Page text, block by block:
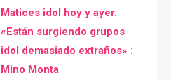
Matices idol hoy y ayer.
«Están surgiendo grupos
idol demasiado extraños» :
Mino Monta